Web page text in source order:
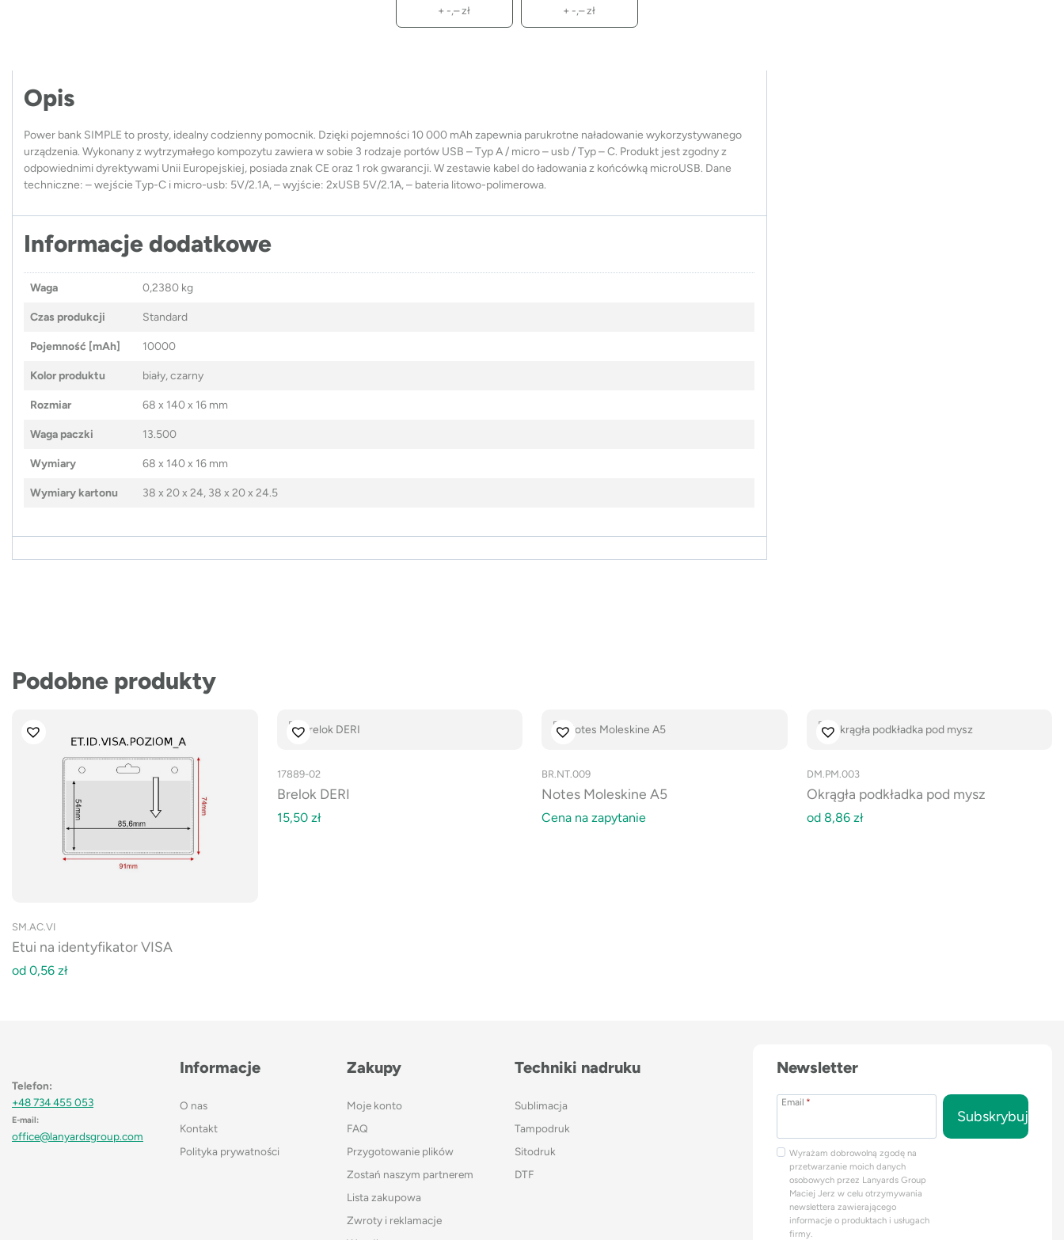
+ -,–zł + -,–zł
Opis
Power bank SIMPLE to prosty, idealny codzienny pomocnik. Dzięki pojemności 10 000 mAh zapewnia parukrotne naładowanie wykorzystywanego
urządzenia. Wykonany z wytrzymałego kompozytu zawiera w sobie 3 rodzaje portów USB – Typ A / micro – usb / Typ – C. Produkt jest zgodny z
odpowiednimi dyrektywami Unii Europejskiej, posiada znak CE oraz 1 rok gwarancji. W zestawie kabel do ładowania z końcówką microUSB. Dane
techniczne: – wejście Typ-C i micro-usb: 5V/2.1A, – wyjście: 2xUSB 5V/2.1A, – bateria litowo-polimerowa.
Informacje dodatkowe
Waga 0,2380 kg
Czas produkcji Standard
Pojemność [mAh] 10000
Kolor produktu biały, czarny
Rozmiar 68 x 140 x 16 mm
Waga paczki 13.500
Wymiary 68 x 140 x 16 mm
Wymiary kartonu 38 x 20 x 24, 38 x 20 x 24.5
Podobne produkty
SM.AC.VI
Etui na identyfikator VISA
od 0,56 zł
17889-02
Brelok DERI
15,50 zł
BR.NT.009
Notes Moleskine A5
Cena na zapytanie
DM.PM.003
Okrągła podkładka pod mysz
od 8,86 zł
Telefon:
+48 734 455 053
E-mail:
office@lanyardsgroup.com
Informacje
O nas
Kontakt
Polityka prywatności
Zakupy
Moje konto
FAQ
Przygotowanie plików
Zostań naszym partnerem
Lista zakupowa
Zwroty i reklamacje
Techniki nadruku
Sublimacja
Tampodruk
Sitodruk
DTF
Newsletter
Email *
Wyrażam dobrowolną zgodę na
przetwarzanie moich danych
osobowych przez Lanyards Group
Maciej Jerz w celu otrzymywania
newslettera zawierającego
informacje o produktach i usługach
firmy.
Subskrybuj